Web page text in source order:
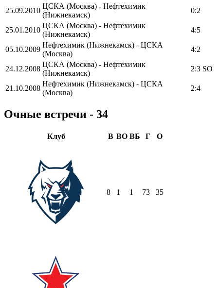
25.09.2010
ЦСКА (Москва) - Нефтехимик
(Нижнекамск)
0:2
25.01.2010
ЦСКА (Москва) - Нефтехимик
(Нижнекамск)
4:5
05.10.2009
Нефтехимик (Нижнекамск) - ЦСКА
(Москва)
4:2
24.12.2008
ЦСКА (Москва) - Нефтехимик
(Нижнекамск)
2:3 SO
21.10.2008
Нефтехимик (Нижнекамск) - ЦСКА
(Москва)
2:4
Очные встречи - 34
Клуб В ВО ВБ Г О
8 1 1 73 35